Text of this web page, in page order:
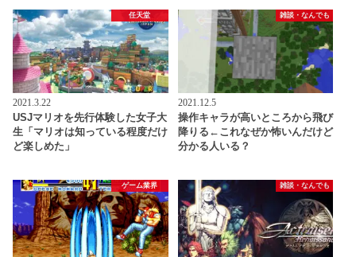
任天堂
2021.3.22
USJマリオを先行体験した女子大
生「マリオは知っている程度だけ
ど楽しめた」
雑談・なんでも
2021.12.5
操作キャラが高いところから飛び
降りる←これなぜか怖いんだけど
分かる人いる？
ゲーム業界 雑談・なんでも